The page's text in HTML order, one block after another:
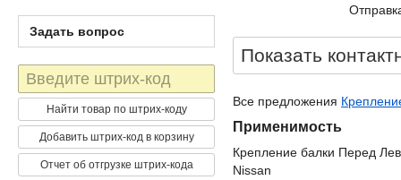
Показать
Все предложения
Применимость
Крепление балки Перед Лев
Nissan
Задать вопрос
Штрих-
код
Найти товар по штрих-коду
Добавить штрих-код в корзину
Отчет об отгрузке штрих-кода